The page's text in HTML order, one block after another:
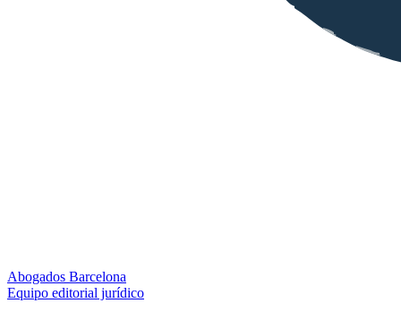
Abogados Barcelona
Equipo editorial jurídico